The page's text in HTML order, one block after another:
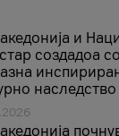
и
создадоа
наследство